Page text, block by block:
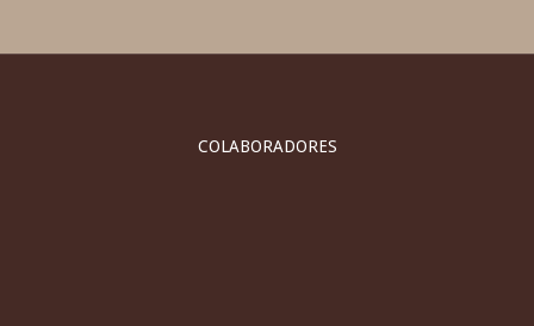
COLABORADORES